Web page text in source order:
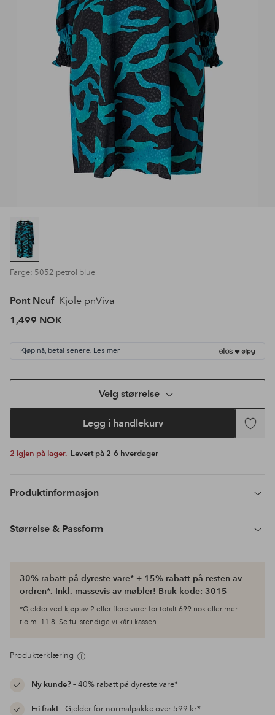
Farge: 5052 petrol blue
Pont Neuf Kjole pnViva
1,499 NOK
Kjøp nå, betal senere. Les mer
Velg størrelse
Legg i handlekurv
Legg
2 igjen på lager. Levert på 2-6 hverdager
Produktinformasjon
Størrelse & Passform
30% rabatt på dyreste vare* + 15% rabatt på resten av
ordren*. Inkl. massevis av møbler! Bruk kode: 3015
*Gjelder ved kjøp av 2 eller flere varer for totalt 699 nok eller mer
t.o.m. 11.8. Se fullstendige vilkår i kassen.
Produkterklæring
Ny kunde?– 40% rabatt på dyreste vare*
Fri frakt– Gjelder for normalpakke over 599 kr*